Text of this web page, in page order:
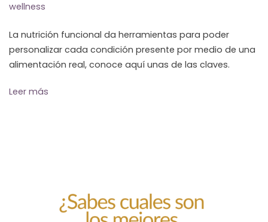
wellness
La nutrición funcional da herramientas para poder
personalizar cada condición presente por medio de una
alimentación real, conoce aquí unas de las claves.
Leer más